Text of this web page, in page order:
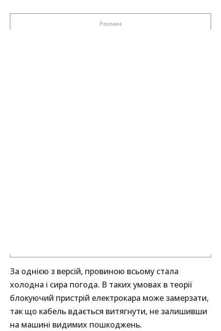
За однією з версій, провиною всьому стала
холодна і сира погода. В таких умовах в теорії
блокуючий пристрій електрокара може замерзати,
так що кабель вдається витягнути, не залишивши
на машині видимих пошкоджень.